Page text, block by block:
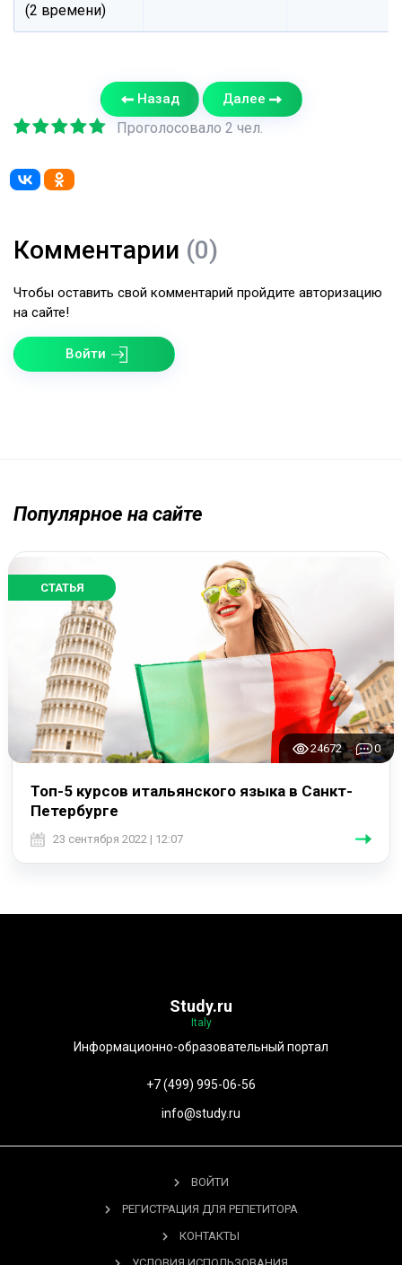
(2 времени)
Назад Далее
Проголосовало 2 чел.
Комментарии (0)
Чтобы оставить свой комментарий пройдите авторизацию
на сайте!
Войти
Популярное на сайте
СТАТЬЯ
24672 0
Топ-5 курсов итальянского языка в Санкт-
Петербурге
23 сентября 2022 | 12:07
Study.ru
Italy
Информационно-образовательный портал
+7 (499) 995-06-56
info@study.ru
ВОЙТИ
РЕГИСТРАЦИЯ ДЛЯ РЕПЕТИТОРА
КОНТАКТЫ